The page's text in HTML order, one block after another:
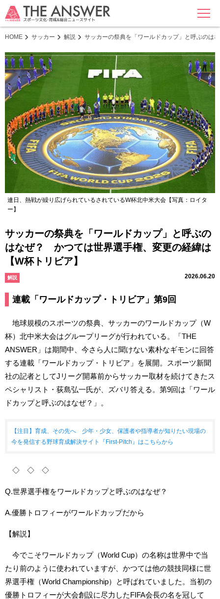
MENU
HOME サッカー 解説 サッカーの祭典を「ワールドカップ」と呼ぶの
連日、熱戦が繰り広げられているされているW杯北中米大会【写真：ロイタ
ー】
サッカーの祭典を「ワールドカップ」と呼ぶの
はなぜ？ かつては世界選手権、変更の経緯は
【W杯トリビア】
解説 2026.06.20
連載「ワールドカップ・トリビア」第9回
地球規模のスポーツの祭典、サッカーのワールドカップ（W
杯）北中米大会はグループリーグが行われている。「THE
ANSWER」は期間中、今さら人に聞けない素朴なギモンに回答
する連載「ワールドカップ・トリビア」を展開。スポーツ新聞
社の記者としてJリーグ開幕前からサッカー取材を続けてきたス
ペシャリスト・荻島弘一氏が、ズバリ答える。第9回は「ワール
ドカップと呼ぶのはなぜ？」。
【注目】育成、その先へ 少年・少女、保護者や指導者が知りたい現場の
今を発信する野球育成解決サイト『First-Pitch』はこちらから
◇ ◇ ◇
Q.世界選手権をワールドカップと呼ぶのはなぜ？
A.優勝トロフィーがワールドカップだから
【解説】
今でこそワールドカップ（World Cup）の名称は世界中で当
たり前のように使われていますが、かつては他の競技同様に世
界選手権（World Championship）と呼ばれていました。当初の
優勝トロフィーが大会創設に尽力したFIFA会長の名を冠して